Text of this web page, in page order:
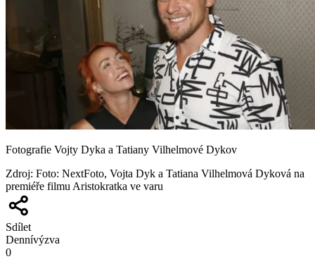
Fotografie Vojty Dyka a Tatiany Vilhelmové Dykov
Zdroj: Foto: NextFoto, Vojta Dyk a Tatiana Vilhelmová Dyková na
premiéře filmu Aristokratka ve varu
Sdílet
Dennívýzva
0